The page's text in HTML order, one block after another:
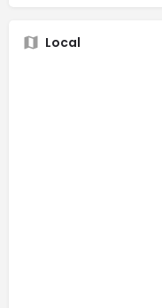
Local